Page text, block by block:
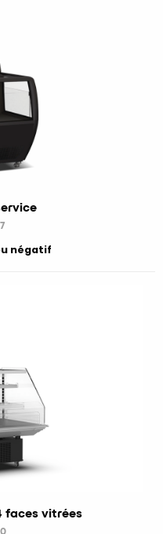
négatif
faces vitrées